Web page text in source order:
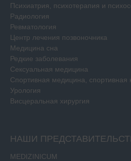
Психиатрия, психотерапия и
Радиология
Ревматология
Центр лечения позвоночника
Медицина сна
Редкие заболевания
Сексуальная медицина
Спортивная медицина, спортивная
Урология
Висцеральная хирургия
НАШИ
MEDIZINICUM